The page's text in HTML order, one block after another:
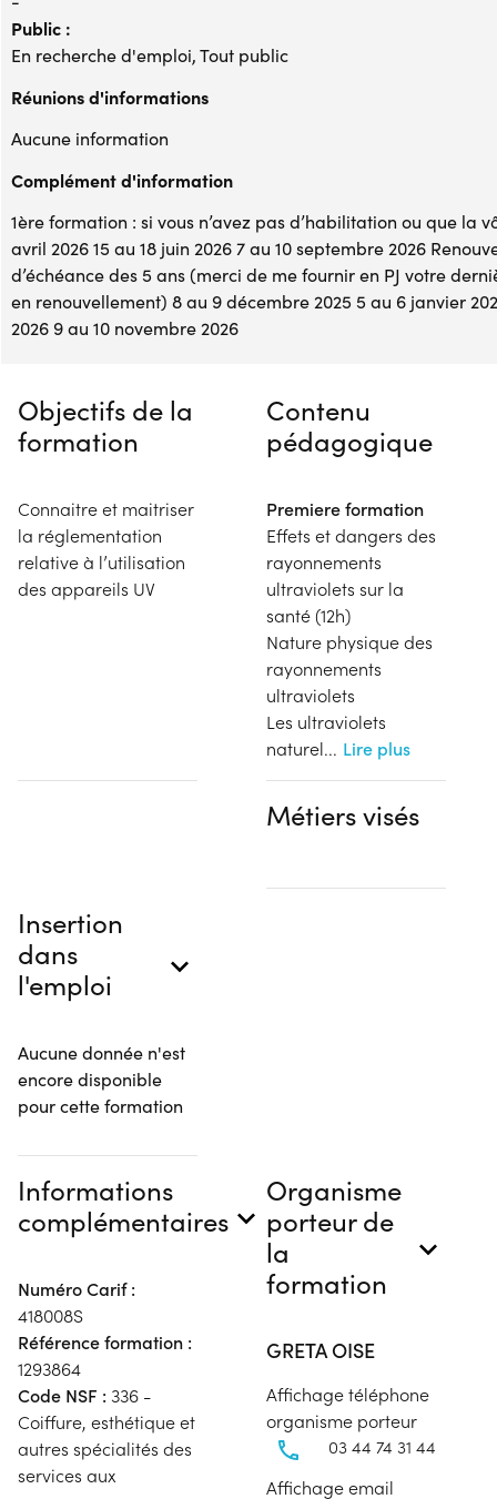
Public :
En recherche d'emploi, Tout public
Réunions d'informations
Aucune information
Complément d'information
1ère formation : si vous n’avez pas d’habilitation ou que la
avril 2026 15 au 18 juin 2026 7 au 10 septembre 2026
d’échéance des 5 ans (merci de me fournir en PJ votre
en renouvellement) 8 au 9 décembre 2025 5 au 6 janvier
2026 9 au 10 novembre 2026
Objectifs de la
formation
Connaitre et maitriser
la réglementation
relative à l’utilisation
des appareils UV
Contenu
pédagogique
Premiere formation
Effets et dangers des
rayonnements
ultraviolets sur la
santé (12h)
Nature physique des
rayonnements
ultraviolets
Les ultraviolets
naturel... Lire plus
Métiers visés
Insertion
dans
l'emploi
Aucune donnée n'est
encore disponible
pour cette formation
Informations
complémentaires
Numéro Carif :
418008S
Référence formation :
1293864
Code NSF : 336 -
Coiffure, esthétique et
autres spécialités des
services aux
Organisme
porteur de
la
formation
GRETA OISE
Affichage téléphone
organisme porteur
03 44 74 31 44
Affichage email